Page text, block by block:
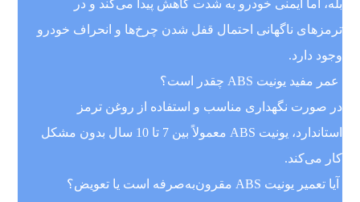
بله، اما ایمنی خودرو به شدت کاهش پیدا می‌کند و در
ترمزهای ناگهانی احتمال قفل شدن چرخ‌ها و انحراف خودرو
وجود دارد.
عمر مفید یونیت ABS چقدر است؟
در صورت نگهداری مناسب و استفاده از روغن ترمز
استاندارد، یونیت ABS معمولاً بین 7 تا 10 سال بدون مشکل
کار می‌کند.
آیا تعمیر یونیت ABS مقرون‌به‌صرفه است یا تعویض؟